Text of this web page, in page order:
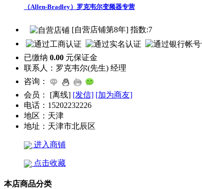
（Allen-Bradley）罗克韦尔变频器专营
[自营店铺第8年] 指数:7
已缴纳 0.00 元保证金
联系人： 罗克韦尔(先生) 经理
咨询：
会员：
[离线] [发信] [加为商友]
电话： 15202232226
地区： 天津
地址： 天津市北辰区
进入商铺
点击收藏
本店商品分类